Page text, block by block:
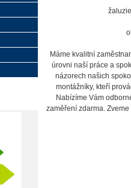
Máme kvalitní
úrovni naší práce a
názorech našich
montážníky, kteří
Nabízíme Vám
zaměření zdarma.